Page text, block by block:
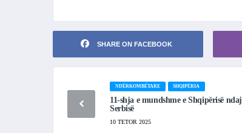
SHARE ON FACEBOOK
NDËRKOMBËTARE SHQIPËRIA
11-shja e mundshme e Shqipërisë ndaj
Serbisë
10 TETOR 2025